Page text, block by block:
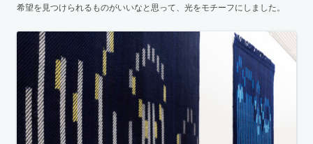
希望を見つけられるものがいいなと思って、光をモチーフにしました。